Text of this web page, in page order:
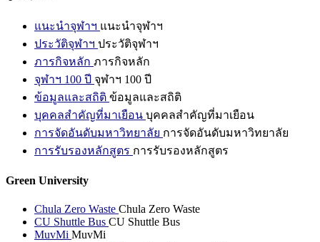
แนะนำจุฬาฯ แนะนำจุฬาฯ
ประวัติจุฬาฯ ประวัติจุฬาฯ
ภารกิจหลัก ภารกิจหลัก
จุฬาฯ 100 ปี จุฬาฯ 100 ปี
ข้อมูลและสถิติ ข้อมูลและสถิติ
บุคคลสำคัญที่มาเยือน บุคคลสำคัญที่มาเยือน
การจัดอันดับมหาวิทยาลัย การจัดอันดับมหาวิทยาลัย
การรับรองหลักสูตร การรับรองหลักสูตร
Green University
Chula Zero Waste Chula Zero Waste
CU Shuttle Bus CU Shuttle Bus
MuvMi MuvMi